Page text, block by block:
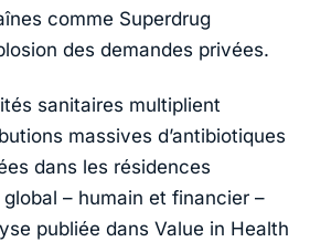
comme Superdrug
des demandes privées.
sanitaires multiplient
massives d’antibiotiques
dans les résidences
– humain et financier –
publiée dans Value in Health